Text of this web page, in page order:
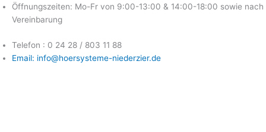
Zum
Inhalt
Öffnungszeiten: Mo-Fr von 9:00-13:00 & 14:00-18:00 sowie nach
Vereinbarung
Telefon : 0 24 28 / 803 11 88
Email: info@hoersysteme-niederzier.de